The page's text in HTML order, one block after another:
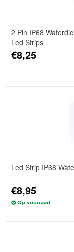
2 Pin IP68
Led Strips
€8,25
Led Strip IP68
€8,95
Op voorraad